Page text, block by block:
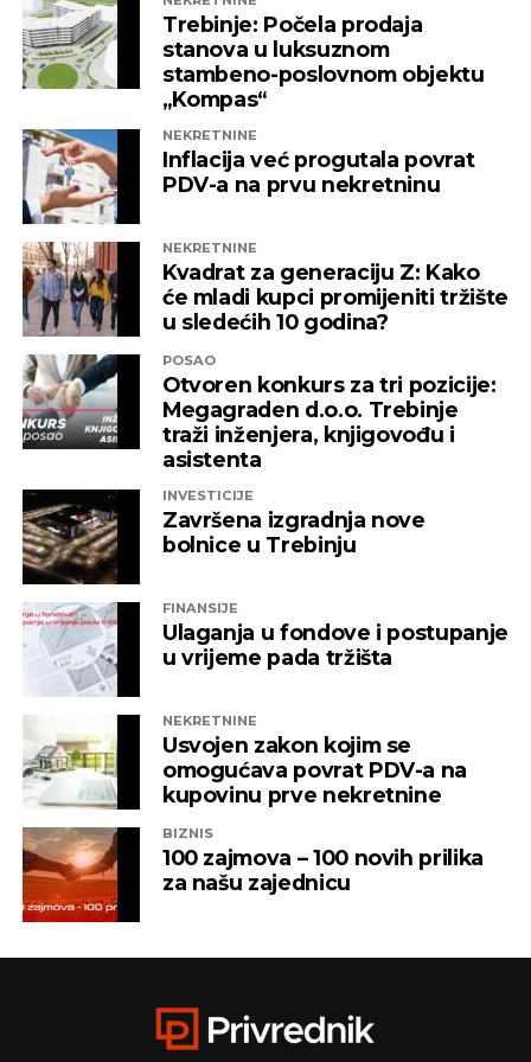
Capital
Trebinje: Počela prodaja
stanova u luksuznom
stambeno-poslovnom objektu
„Kompas“
NEKRETNINE
Inflacija već progutala povrat
PDV-a na prvu nekretninu
NEKRETNINE
Kvadrat za generaciju Z: Kako
će mladi kupci promijeniti tržište
u sledećih 10 godina?
POSAO
Otvoren konkurs za tri pozicije:
Megagraden d.o.o. Trebinje
traži inženjera, knjigovođu i
asistenta
INVESTICIJE
Završena izgradnja nove
bolnice u Trebinju
FINANSIJE
Ulaganja u fondove i postupanje
u vrijeme pada tržišta
NEKRETNINE
Usvojen zakon kojim se
omogućava povrat PDV-a na
kupovinu prve nekretnine
BIZNIS
100 zajmova – 100 novih prilika
za našu zajednicu